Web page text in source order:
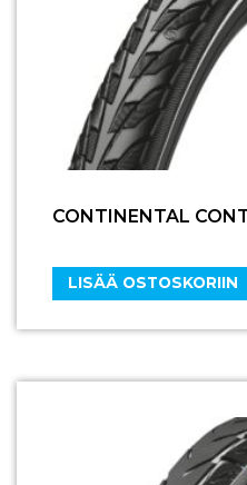
CONTINENTAL
LISÄÄ OSTOSKORIIN